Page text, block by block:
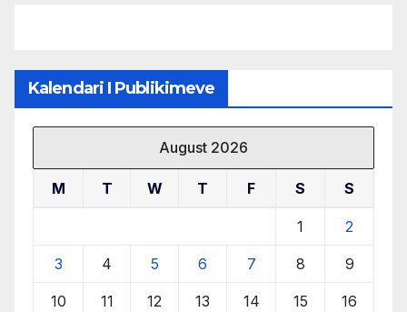
Kalendari I Publikimeve
August 2026
M T W T F S S
1 2
3 4 5 6 7 8 9
10 11 12 13 14 15 16